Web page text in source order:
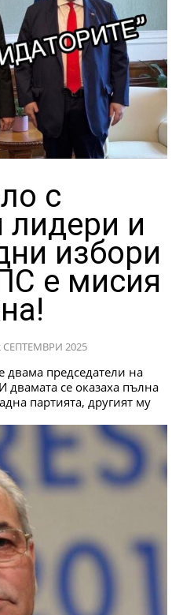
с
лидери и
избори
е мисия
СЕПТЕМВРИ 2025
двама председатели на
се оказаха пълна
партията, другият му